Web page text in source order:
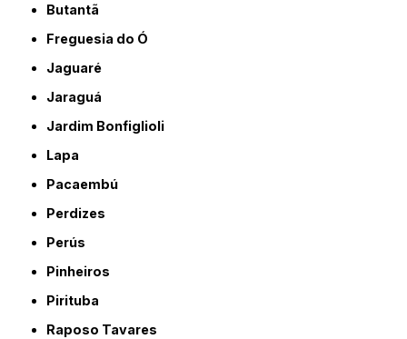
Butantã
Freguesia do Ó
Jaguaré
Jaraguá
Jardim Bonfiglioli
Lapa
Pacaembú
Perdizes
Perús
Pinheiros
Pirituba
Raposo Tavares